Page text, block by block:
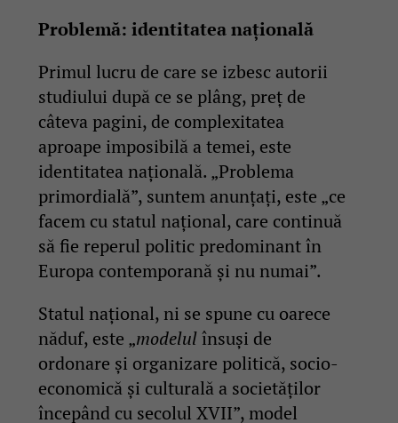
Problemă: identitatea națională
Primul lucru de care se izbesc autorii
studiului după ce se plâng, preț de
câteva pagini, de complexitatea
aproape imposibilă a temei, este
identitatea națională. „Problema
primordială”, suntem anunțați, este „ce
facem cu statul național, care continuă
să fie reperul politic predominant în
Europa contemporană și nu numai”.
Statul național, ni se spune cu oarece
năduf, este „modelulînsuși de
ordonare și organizare politică, socio-
economică și culturală a societăților
începând cu secolul XVII”, model